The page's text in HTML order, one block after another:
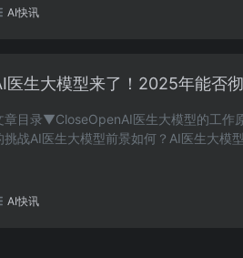
AI快讯
医生大模型来了！2025年能否
章目录▼CloseOpenAI医生大模型的工作
挑战AI医生大模型前景如何？AI医生大模
AI快讯